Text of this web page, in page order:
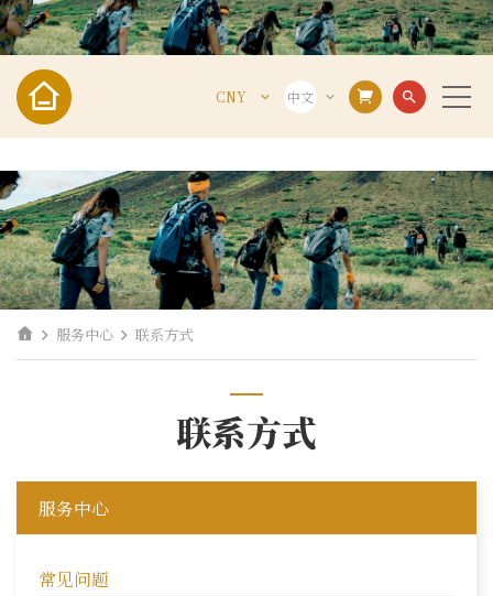
CNY
VND
CNY
中文
ENG
中文
search
服务中心 联系方式
联系方式
服务中心
常见问题